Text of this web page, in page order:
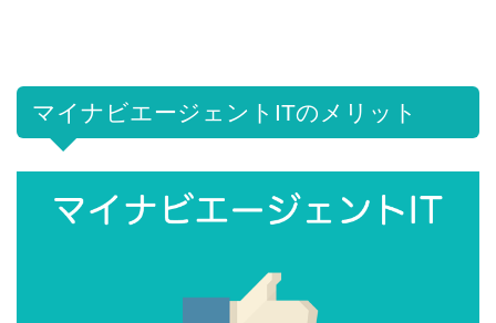
マイナビエージェントITのメリット